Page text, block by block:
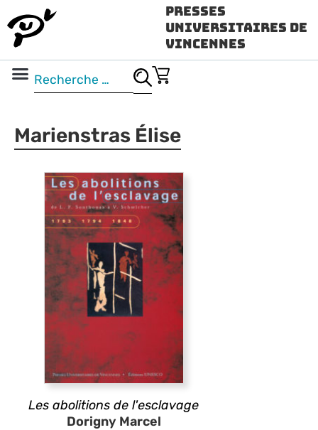
Presses
Universitaires de
Vincennes
Marienstras Élise
Les abolitions de l'esclavage
Dorigny Marcel